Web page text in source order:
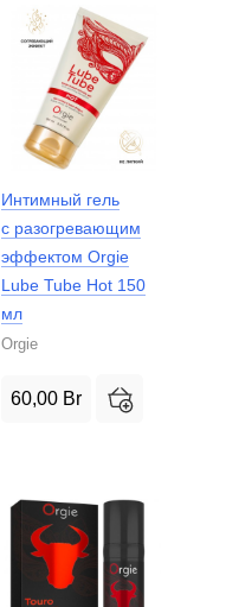
Интимный гель
с разогревающим
эффектом Orgie
Lube Tube Hot 150
мл
Orgie
60,00 Br